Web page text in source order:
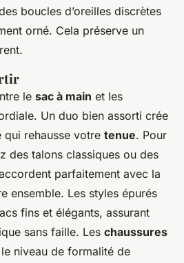
boucles d’oreilles discrètes
orné. Cela préserve un
le sac à main et les
Un duo bien assorti crée
qui rehausse votre tenue. Pour
des talons classiques ou des
parfaitement avec la
ensemble. Les styles épurés
fins et élégants, assurant
sans faille. Les chaussures
niveau de formalité de